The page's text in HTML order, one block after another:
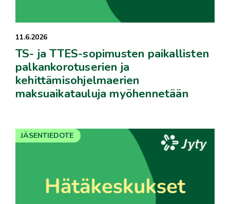
11.6.2026
TS- ja TTES-sopimusten paikallisten
palkankorotuserien ja
kehittämisohjelmaerien
maksuaikatauluja myöhennetään
JÄSENTIEDOTE